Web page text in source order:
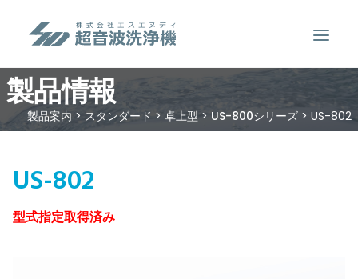
製品案内
超音波洗浄のしくみ
販売事例
製品情報
製品案内 > スタンダード > 卓上型 > US-800シリーズ > US-802
US-802
型式指定取得済み